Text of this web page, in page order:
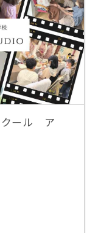
クール ア